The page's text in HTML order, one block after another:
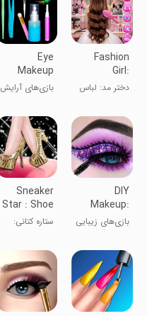
Fashion
Girl:
Dressup &
Hair
دختر مد: لباس
Eye
Makeup
Artist
Makeup
بازی‌های آرایش
DIY
Makeup:
Beauty
Makeup
بازی‌های زیبایی
Sneaker
Star : Shoe
Designer
ستاره کتانی: